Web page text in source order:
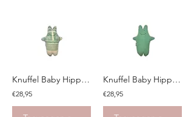
Knuffel Baby Hippo - Lichtgroen
€28,95
Knuffel Baby Hippo - Turquoise
€28,95